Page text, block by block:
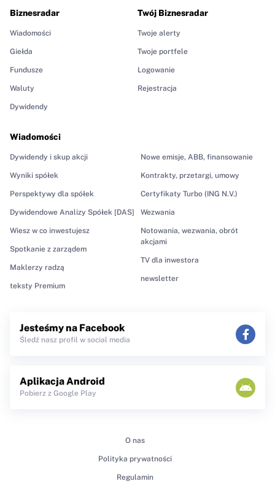
Biznesradar
Wiadomości
Giełda
Fundusze
Waluty
Dywidendy
Wiadomości
Dywidendy i skup akcji
Wyniki spółek
Perspektywy dla spółek
Dywidendowe Analizy Spółek [DAS]
Wiesz w co inwestujesz
Spotkanie z zarządem
Maklerzy radzą
teksty Premium
Nowe emisje, ABB, finansowanie
Kontrakty, przetargi, umowy
Certyfikaty Turbo (ING N.V.)
Wezwania
Notowania, wezwania, obrót
akcjami
TV dla inwestora
newsletter
Twój Biznesradar
Twoje alerty
Twoje portfele
Logowanie
Rejestracja
Jesteśmy na Facebook
Śledź nasz profil w social media
Aplikacja Android
Pobierz z Google Play
O nas
Polityka prywatności
Regulamin